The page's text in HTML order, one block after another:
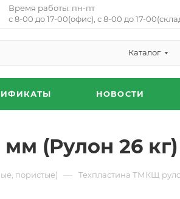
Время работы: пн-пт
с 8-00 до 17-00(офис), с 8-00 до 17-
Каталог
НОВОСТИ
(Рулон 26 кг)
пористые) — Техпластина ТМКЩ